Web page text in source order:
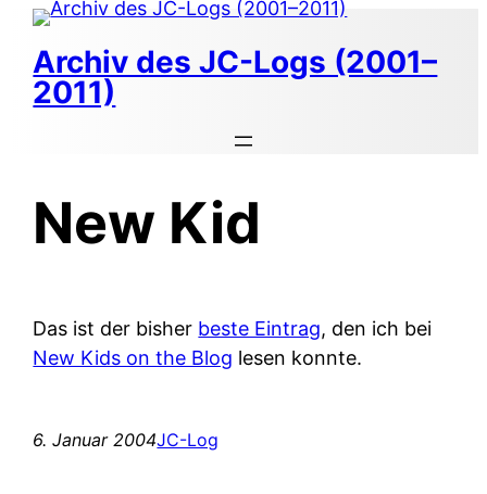
Zum
Inhalt
springen
Archiv des JC-Logs (2001–
2011)
New Kid
Das ist der bisher beste Eintrag, den ich bei
New Kids on the Blog lesen konnte.
6. Januar 2004JC-Log